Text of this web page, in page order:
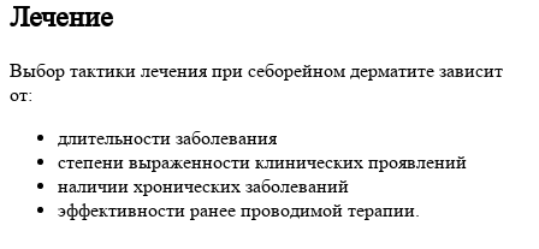
Лечение
Выбор тактики лечения при себорейном дерматите зависит
от:
длительности заболевания
степени выраженности клинических проявлений
наличии хронических заболеваний
эффективности ранее проводимой терапии.